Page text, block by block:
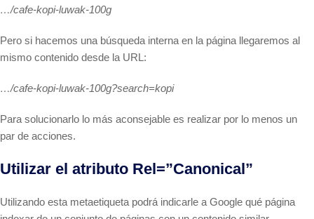
…/cafe-kopi-luwak-100g
Pero si hacemos una búsqueda interna en la página llegaremos al
mismo contenido desde la URL:
…/cafe-kopi-luwak-100g?search=kopi
Para solucionarlo lo más aconsejable es realizar por lo menos un
par de acciones.
Utilizar el atributo Rel=”Canonical”
Utilizando esta metaetiqueta podrá indicarle a Google qué página